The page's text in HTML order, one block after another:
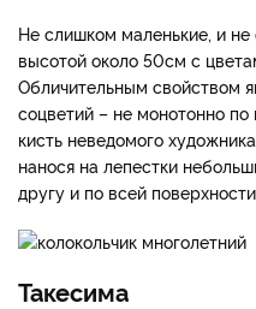
Не слишком маленькие, и
высотой около 50см с
Обличительным свойством
соцветий – не монотонно
кисть неведомого
нанося на лепестки
другу и по всей поверхности
Такесима